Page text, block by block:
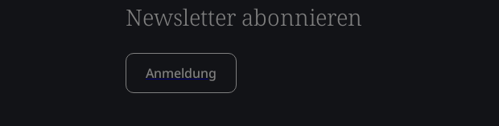
Newsletter abonnieren
Anmeldung